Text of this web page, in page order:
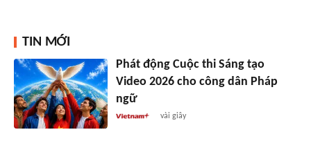
TIN MỚI
Phát động Cuộc thi Sáng tạo
Video 2026 cho công dân Pháp
ngữ
vài giây